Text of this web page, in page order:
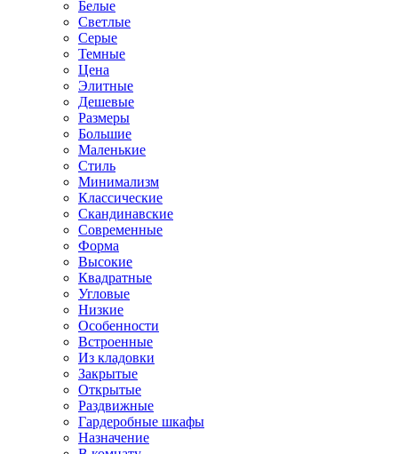
Белые
Светлые
Серые
Темные
Цена
Элитные
Дешевые
Размеры
Большие
Маленькие
Стиль
Минимализм
Классические
Скандинавские
Современные
Форма
Высокие
Квадратные
Угловые
Низкие
Особенности
Встроенные
Из кладовки
Закрытые
Открытые
Раздвижные
Гардеробные шкафы
Назначение